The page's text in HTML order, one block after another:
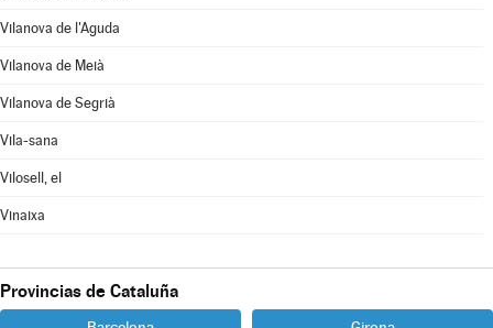
Vilanova de l'Aguda
Vilanova de Meià
Vilanova de Segrià
Vila-sana
Vilosell, el
Vinaixa
Provincias de Cataluña